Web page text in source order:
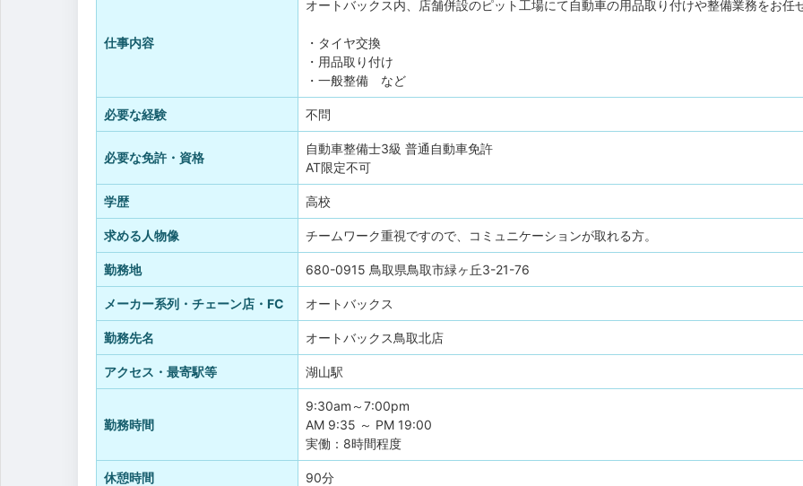
仕事内容
オートバックス内、店舗併設のピット工場にて自動車の用品取り付けや整備業務をお任
・タイヤ交換
・用品取り付け
・一般整備 など
必要な経験 不問
必要な免許・資格
自動車整備士3級 普通自動車免許
AT限定不可
学歴 高校
求める人物像 チームワーク重視ですので、コミュニケーションが取れる方。
勤務地 680-0915 鳥取県鳥取市緑ヶ丘3-21-76
メーカー系列・チェーン店・FC オートバックス
勤務先名 オートバックス鳥取北店
アクセス・最寄駅等 湖山駅
勤務時間
9:30am～7:00pm
AM 9:35 ～ PM 19:00
実働：8時間程度
休憩時間 90分